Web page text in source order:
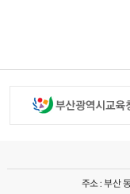
주소 : 부산